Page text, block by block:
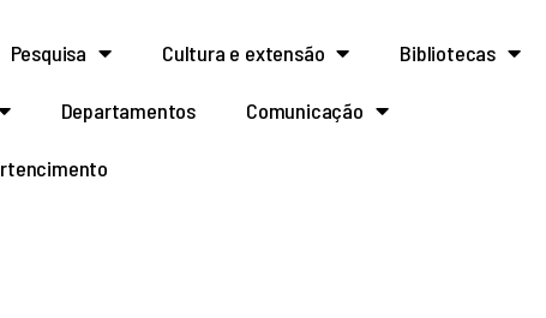
Pesquisa Cultura e extensão Bibliotecas
Departamentos Comunicação